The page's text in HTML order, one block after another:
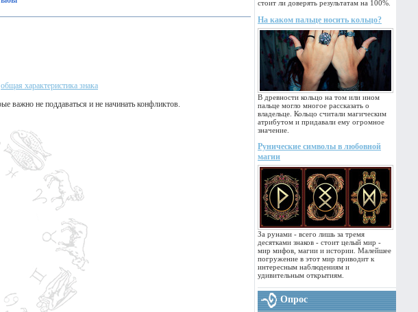
стоит ли доверять результатам на 100%.
На каком пальце носить кольцо?
В древности кольцо на том или ином
пальце могло многое рассказать о
владельце. Кольцо считали магическим
атрибутом и придавали ему огромное
значение.
Рунические символы в любовной
магии
За рунами - всего лишь за тремя
десятками знаков - стоит целый мир -
мир мифов, магии и истории. Малейшее
погружение в этот мир приводит к
интересным наблюдениям и
удивительным открытиям.
Опрос
общая характеристика знака
важно не поддаваться и не начинать конфликтов.